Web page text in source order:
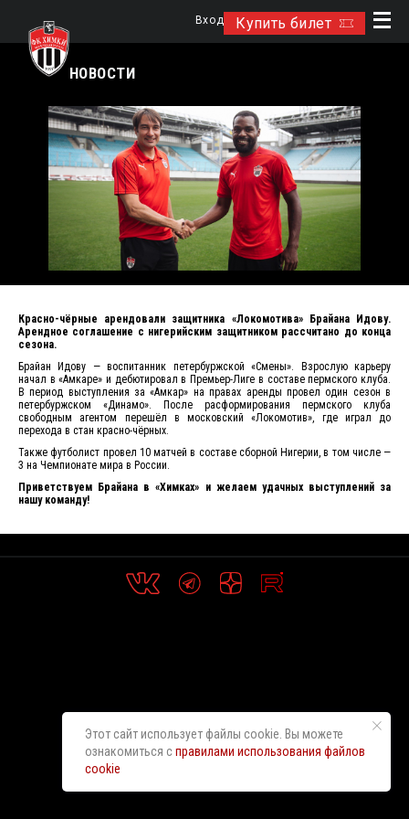
Купить билет
Вход
НОВОСТИ
Красно-чёрные арендовали защитника «Локомотива» Брайана Идову.
Арендное соглашение с нигерийским защитником рассчитано до конца
сезона.
Брайан Идову — воспитанник петербуржской «Смены». Взрослую карьеру
начал в «Амкаре» и дебютировал в Премьер-Лиге в составе пермского клуба.
В период выступления за «Амкар» на правах аренды провел один сезон в
петербуржском «Динамо». После расформирования пермского клуба
свободным агентом перешёл в московский «Локомотив», где играл до
перехода в стан красно-чёрных.
Также футболист провел 10 матчей в составе сборной Нигерии, в том числе —
3 на Чемпионате мира в России.
Приветствуем Брайана в «Химках» и желаем удачных выступлений за
нашу команду!
Этот сайт использует файлы cookie. Вы можете
ознакомиться справилами использования файлов
cookie